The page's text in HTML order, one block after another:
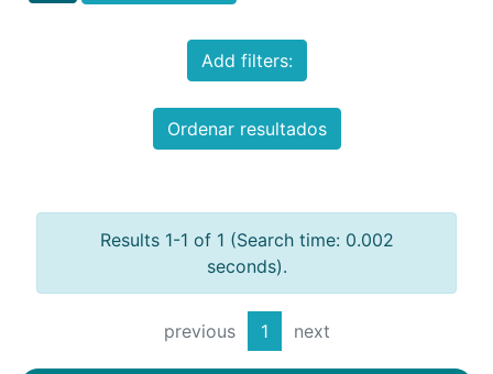
Add filters:
Ordenar resultados
Results 1-1 of 1 (Search time: 0.002
seconds).
previous 1 next